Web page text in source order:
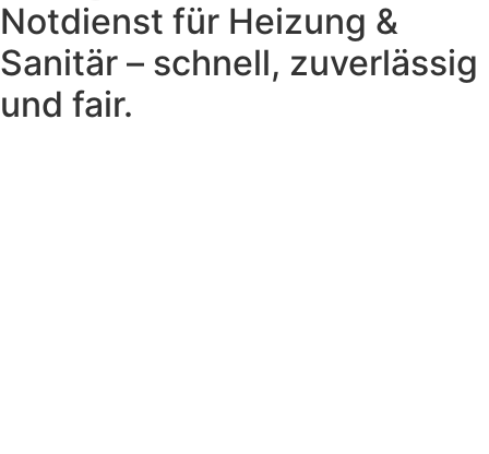
Notdienst für Heizung &
Sanitär – schnell, zuverlässig
und fair.